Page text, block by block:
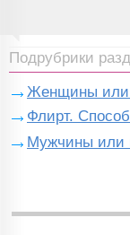
Подрубрики
Женщины или
Флирт.
Мужчины или